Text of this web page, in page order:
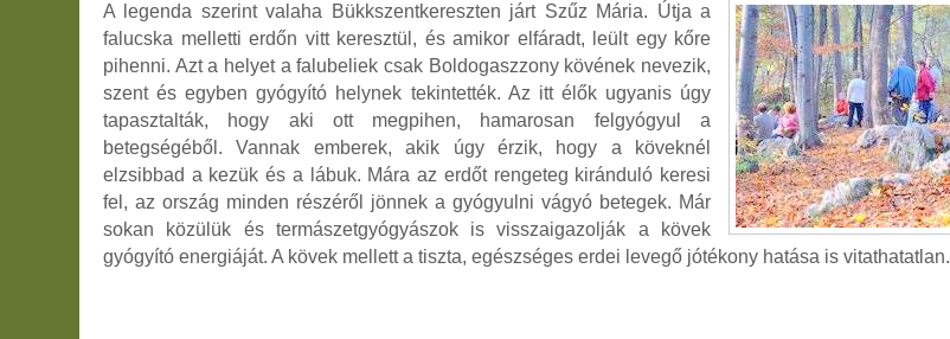
A legenda szerint valaha Bükkszentkereszten járt Szűz Mária. Útja a
falucska melletti erdőn vitt keresztül, és amikor elfáradt, leült egy kőre
pihenni. Azt a helyet a falubeliek csak Boldogaszzony kövének nevezik,
szent és egyben gyógyító helynek tekintették. Az itt élők ugyanis úgy
tapasztalták, hogy aki ott megpihen, hamarosan felgyógyul a
betegségéből. Vannak emberek, akik úgy érzik, hogy a köveknél
elzsibbad a kezük és a lábuk. Mára az erdőt rengeteg kiránduló keresi
fel, az ország minden részéről jönnek a gyógyulni vágyó betegek. Már
sokan közülük és termászetgyógyászok is visszaigazolják a kövek
gyógyító energiáját. A kövek mellett a tiszta, egészséges erdei levegő jótékony hatása is vitathatatlan.